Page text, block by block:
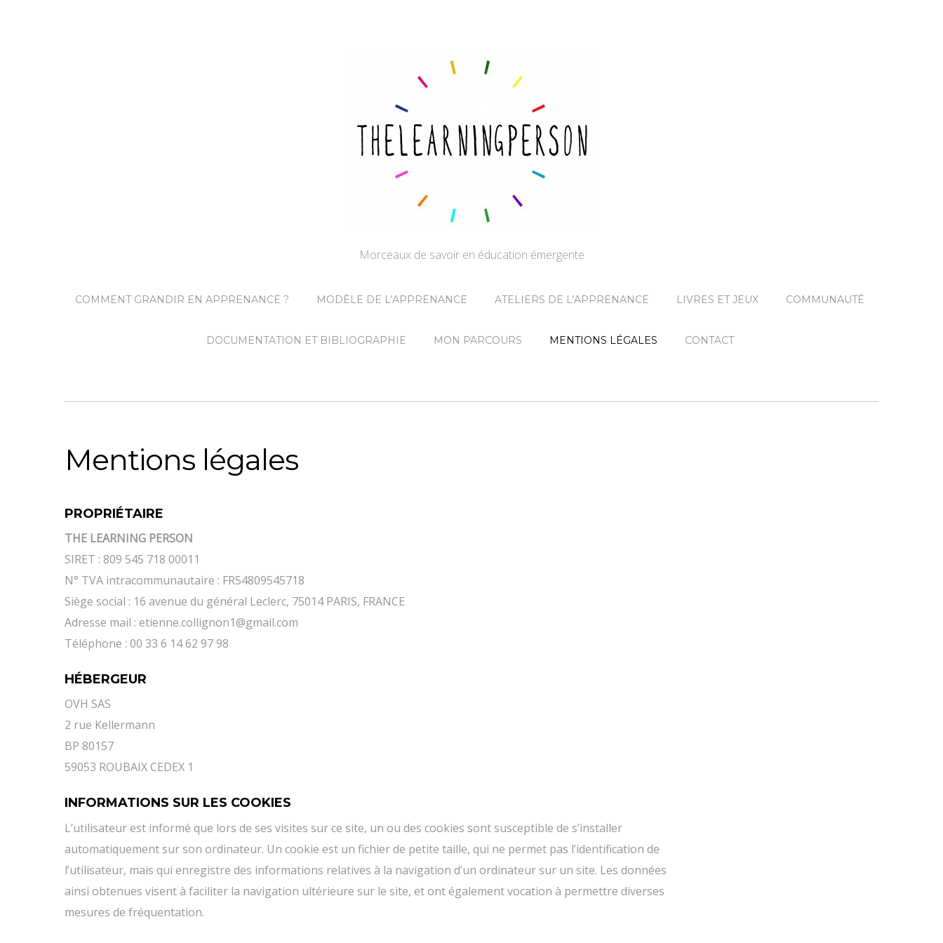
Morceaux de savoir en éducation émergente
COMMENT GRANDIR EN APPRENANCE ? MODÈLE DE L’APPRENANCE ATELIERS DE L’APPRENANCE LIVRES ET JEUX COMMUNAUTÉ
DOCUMENTATION ET BIBLIOGRAPHIE MON PARCOURS MENTIONS LÉGALES CONTACT
Mentions légales
PROPRIÉTAIRE
THE LEARNING PERSON
SIRET : 809 545 718 00011
N° TVA intracommunautaire : FR54809545718
Siège social : 16 avenue du général Leclerc, 75014 PARIS, FRANCE
Adresse mail : etienne.collignon1@gmail.com
Téléphone : 00 33 6 14 62 97 98
HÉBERGEUR
OVH SAS
2 rue Kellermann
BP 80157
59053 ROUBAIX CEDEX 1
INFORMATIONS SUR LES COOKIES
L’utilisateur est informé que lors de ses visites sur ce site, un ou des cookies sont susceptible de s’installer
automatiquement sur son ordinateur. Un cookie est un fichier de petite taille, qui ne permet pas l’identification de
l’utilisateur, mais qui enregistre des informations relatives à la navigation d’un ordinateur sur un site. Les données
ainsi obtenues visent à faciliter la navigation ultérieure sur le site, et ont également vocation à permettre diverses
mesures de fréquentation.